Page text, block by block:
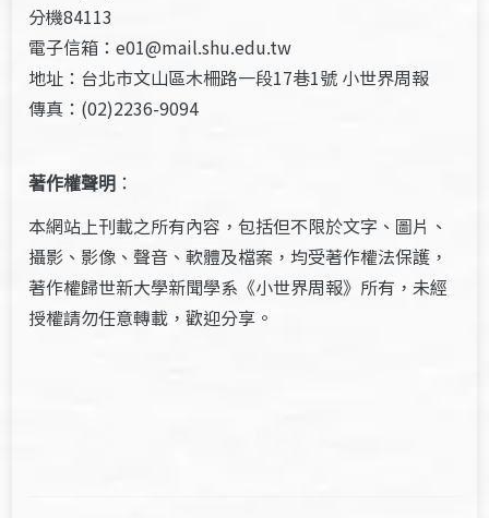
分機84113
電子信箱：e01@mail.shu.edu.tw
地址：台北市文山區木柵路一段17巷1號 小世界周報
傳真：(02)2236-9094
著作權聲明 ：
本網站上刊載之所有內容，包括但不限於文字、圖片、
攝影、影像、聲音、軟體及檔案，均受著作權法保護，
著作權歸世新大學新聞學系《小世界周報》所有，未經
授權請勿任意轉載，歡迎分享。